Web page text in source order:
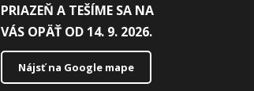
PRIAZEŇ A TEŠÍME SA NA
VÁS OPÄŤ OD 14. 9. 2026.
Nájsť na Google mape